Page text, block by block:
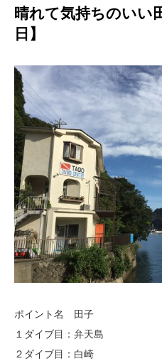
晴れて気持ちのいい
日】
ポイント名 田子
１ダイブ目：弁天島
２ダイブ目：白崎